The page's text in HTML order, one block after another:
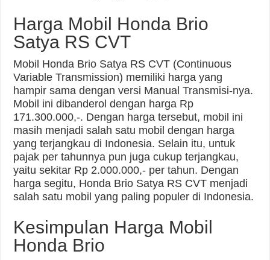
Harga Mobil Honda Brio
Satya RS CVT
Mobil Honda Brio Satya RS CVT (Continuous
Variable Transmission) memiliki harga yang
hampir sama dengan versi Manual Transmisi-nya.
Mobil ini dibanderol dengan harga Rp
171.300.000,-. Dengan harga tersebut, mobil ini
masih menjadi salah satu mobil dengan harga
yang terjangkau di Indonesia. Selain itu, untuk
pajak per tahunnya pun juga cukup terjangkau,
yaitu sekitar Rp 2.000.000,- per tahun. Dengan
harga segitu, Honda Brio Satya RS CVT menjadi
salah satu mobil yang paling populer di Indonesia.
Kesimpulan Harga Mobil
Honda Brio